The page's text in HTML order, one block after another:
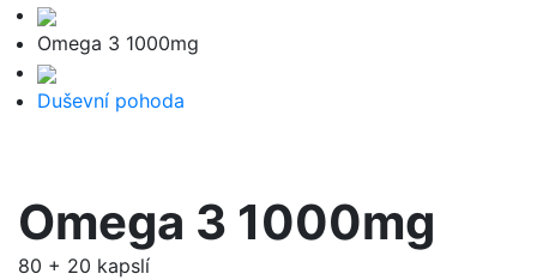
Omega 3 1000mg
Duševní pohoda
Omega 3 1000mg
80 + 20 kapslí